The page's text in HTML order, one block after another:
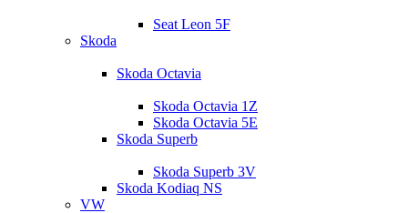
Seat Leon 5F
Skoda
Skoda Octavia
Skoda Octavia 1Z
Skoda Octavia 5E
Skoda Superb
Skoda Superb 3V
Skoda Kodiaq NS
VW